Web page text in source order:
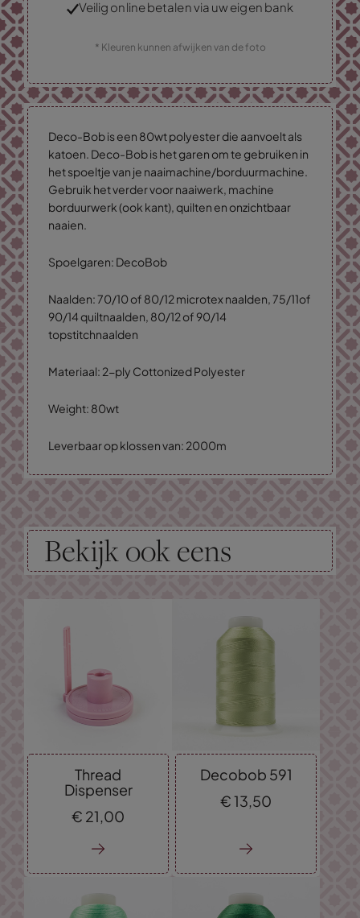
Veilig online betalen via uw eigen bank
* Kleuren kunnen afwijken van de foto
Deco-Bob is een 80wt polyester die aanvoelt als
katoen. Deco-Bob is het garen om te gebruiken in
het spoeltje van je naaimachine/borduurmachine.
Gebruik het verder voor naaiwerk, machine
borduurwerk (ook kant), quilten en onzichtbaar
naaien.
Spoelgaren: DecoBob
Naalden: 70/10 of 80/12 microtex naalden, 75/11of
90/14 quiltnaalden, 80/12 of 90/14
topstitchnaalden
Materiaal: 2-ply Cottonized Polyester
Weight: 80wt
Leverbaar op klossen van: 2000m
Bekijk ook eens
Thread
Dispenser
€ 21,00
Decobob 591
€13,50